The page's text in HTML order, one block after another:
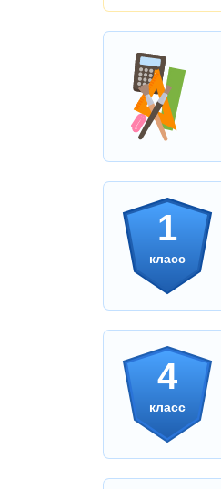
1
класс
4
класс